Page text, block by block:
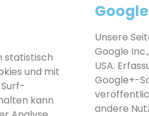
statistisch
und mit
kann
Unsere
Google
USA.
Google+-
andere